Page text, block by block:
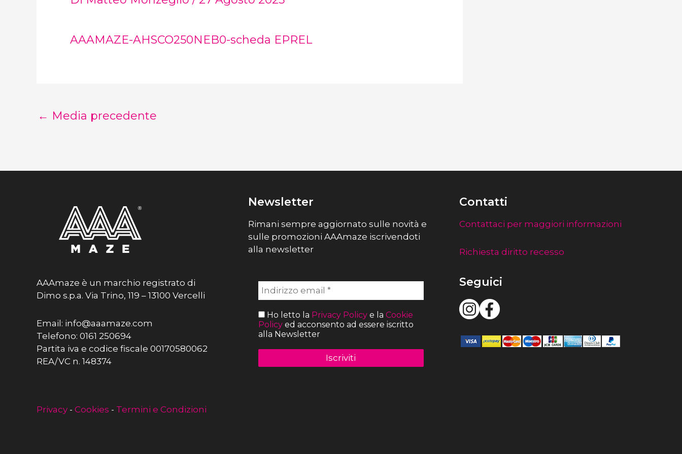
AAAMAZE-AHSCO250NEB0-scheda EPREL
← Media precedente
AAAmaze è un marchio registrato di
Dimo s.p.a. Via Trino, 119 – 13100 Vercelli
Email: info@aaamaze.com
Telefono: 0161 250694
Partita iva e codice fiscale 00170580062
REA/VC n. 148374
Privacy - Cookies - Termini e Condizioni
Newsletter
Rimani sempre aggiornato sulle novità e
sulle promozioni AAAmaze iscrivendoti
alla newsletter
Ho letto la Privacy Policye la Cookie
Policyed acconsento ad essere iscritto
alla Newsletter
Contatti
Contattaci per maggiori informazioni
Richiesta diritto recesso
Seguici